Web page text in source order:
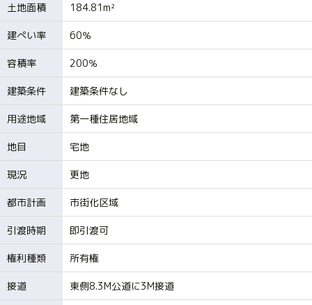
土地面積 184.81m²
建ぺい率 60％
容積率 200％
建築条件 建築条件なし
用途地域 第一種住居地域
地目 宅地
現況 更地
都市計画 市街化区域
引渡時期 即引渡可
権利種類 所有権
接道 東側8.3M公道に3M接道